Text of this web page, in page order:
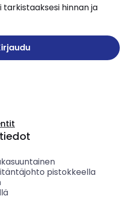
tarkistaaksesi hinnan ja
pistokkeella